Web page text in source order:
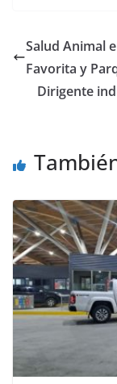
Salud Animal
Favorita y
Dirigente